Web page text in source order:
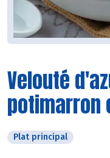
Velouté
potimarron
Plat principal